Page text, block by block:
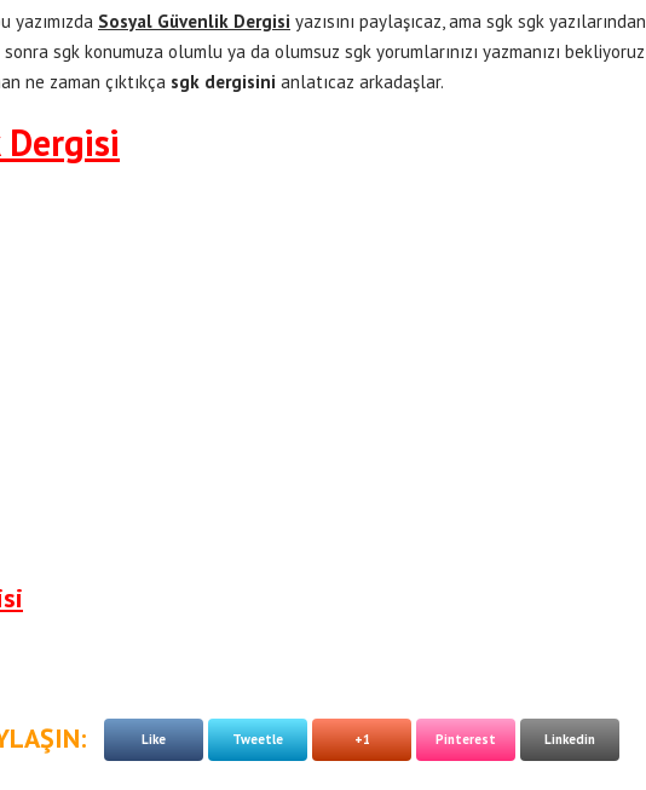
yazımızda Sosyal Güvenlik Dergisi yazısını paylaşıcaz, ama sgk sgk yazılarından
sgk konumuza olumlu ya da olumsuz sgk yorumlarınızı yazmanızı bekliyoruz
ne zaman çıktıkça sgk dergisini anlatıcaz arkadaşlar.
Like Tweetle +1 Pinterest Linkedin